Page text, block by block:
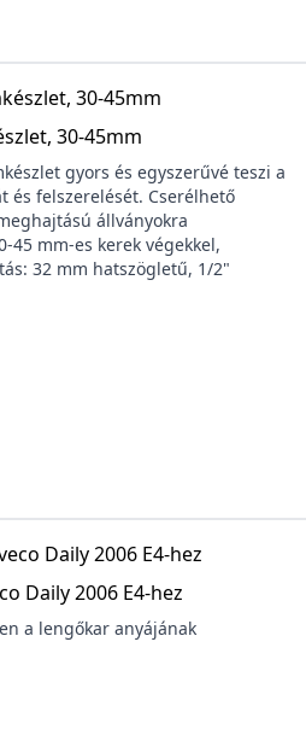
30-45mm
gyors és egyszerűvé teszi a
és felszerelését. Cserélhető
állványokra
45 mm-es kerek végekkel,
32 mm hatszögletű, 1/2"
Daily 2006 E4-hez
a lengőkar anyájának